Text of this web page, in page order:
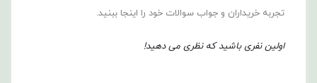
تجربه خریداران و جواب سوالات خود را اینجا ببنید.
اولین نفری باشید که نظری می دهید!